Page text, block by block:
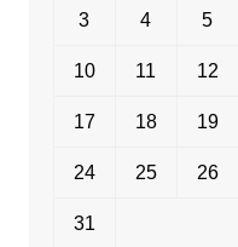
3 4 5
10 11 12
17 18 19
24 25 26
31